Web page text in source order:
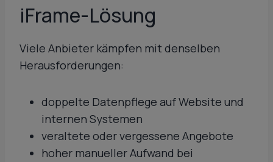
iFrame-Lösung
Viele Anbieter kämpfen mit denselben
Herausforderungen:
doppelte Datenpflege auf Website und
internen Systemen
veraltete oder vergessene Angebote
hoher manueller Aufwand bei